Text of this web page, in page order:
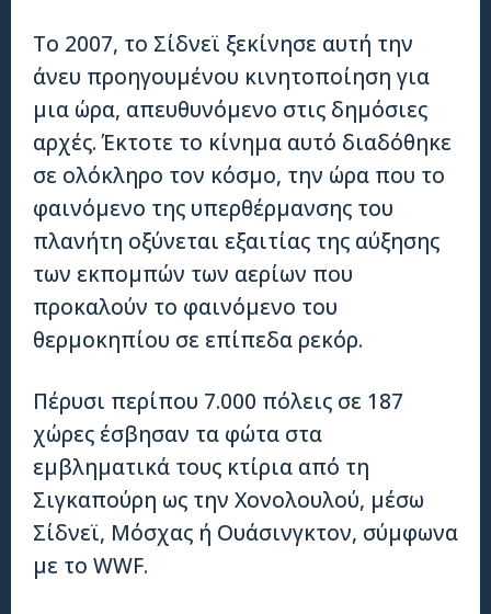
Το 2007, το Σίδνεϊ ξεκίνησε αυτή την
άνευ προηγουμένου κινητοποίηση για
μια ώρα, απευθυνόμενο στις δημόσιες
αρχές. Έκτοτε το κίνημα αυτό διαδόθηκε
σε ολόκληρο τον κόσμο, την ώρα που το
φαινόμενο της υπερθέρμανσης του
πλανήτη οξύνεται εξαιτίας της αύξησης
των εκπομπών των αερίων που
προκαλούν το φαινόμενο του
θερμοκηπίου σε επίπεδα ρεκόρ.
Πέρυσι περίπου 7.000 πόλεις σε 187
χώρες έσβησαν τα φώτα στα
εμβληματικά τους κτίρια από τη
Σιγκαπούρη ως την Χονολουλού, μέσω
Σίδνεϊ, Μόσχας ή Ουάσινγκτον, σύμφωνα
με το WWF.